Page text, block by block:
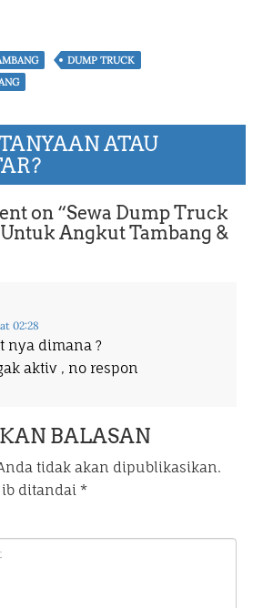
DUMP TRUCK
ATAU
on “Sewa Dump Truck
Angkut Tambang &
at 02:28
nya dimana ?
aktiv , no respon
BALASAN
tidak akan dipublikasikan.
ditandai *